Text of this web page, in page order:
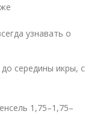
узнавать о
середины икры, с
1,75–1,75–